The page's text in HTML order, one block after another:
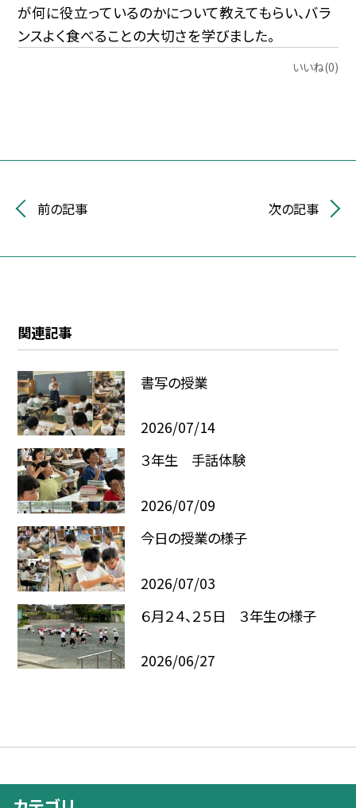
が何に役立っているのかについて教えてもらい、バラ
ンスよく食べることの大切さを学びました。
いいね(0)
前の記事 次の記事
関連記事
書写の授業
2026/07/14
３年生 手話体験
2026/07/09
今日の授業の様子
2026/07/03
６月２４、２５日 ３年生の様子
2026/06/27